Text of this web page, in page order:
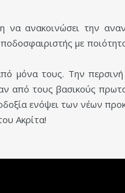
να ανακοινώσει την
με
μόνα τους. Την
από τους βασικούς
ενόψει των νέων
Ακρίτα!